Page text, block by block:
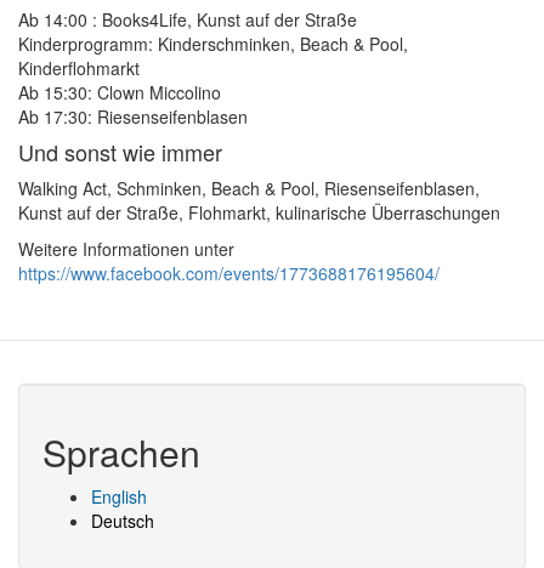
Ab 14:00 : Books4Life, Kunst auf der Straße
Kinderprogramm: Kinderschminken, Beach & Pool,
Kinderflohmarkt
Ab 15:30: Clown Miccolino
Ab 17:30: Riesenseifenblasen
Und sonst wie immer
Walking Act, Schminken, Beach & Pool, Riesenseifenblasen,
Kunst auf der Straße, Flohmarkt, kulinarische Überraschungen
Weitere Informationen unter
https://www.facebook.com/events/1773688176195604/
Sprachen
English
Deutsch